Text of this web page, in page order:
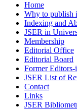
Home
Why to publish
Indexing and
JSER in
Membership
Editorial Office
Editorial Board
Former
JSER List of
Contact
Links
JSER